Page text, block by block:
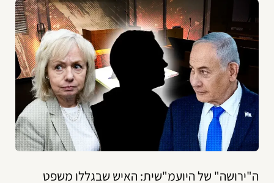
ה"ירושה" של היועמ"שית: האיש שבגללו משפט